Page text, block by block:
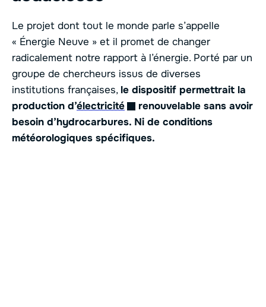
Le projet dont tout le monde parle s’appelle
« Énergie Neuve » et il promet de changer
radicalement notre rapport à l’énergie. Porté par un
groupe de chercheurs issus de diverses
institutions françaises, le dispositif permettrait la
production d’électricité
renouvelable sans avoir
besoin d’hydrocarbures. Ni de conditions
météorologiques spécifiques.